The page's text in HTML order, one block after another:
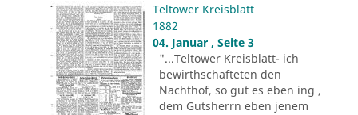
Teltower Kreisblatt
1882
04. Januar , Seite 3
"...Teltower Kreisblatt- ich
bewirthschafteten den
Nachthof, so gut es eben ing ,
dem Gutsherrn eben jenem